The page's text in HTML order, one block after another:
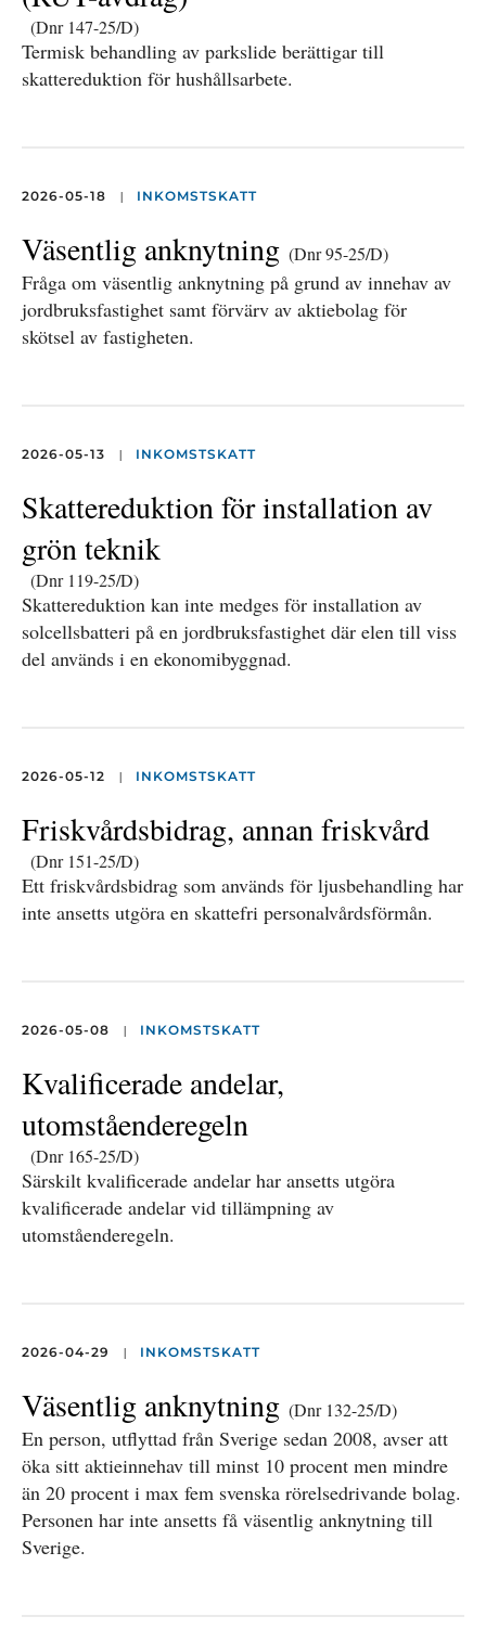
(Dnr 147-25/D)
Termisk behandling av parkslide berättigar till
skattereduktion för hushållsarbete.
2026-05-18 | INKOMSTSKATT
Väsentlig anknytning (Dnr 95-25/D)
Fråga om väsentlig anknytning på grund av innehav av
jordbruksfastighet samt förvärv av aktiebolag för
skötsel av fastigheten.
2026-05-13 | INKOMSTSKATT
Skattereduktion för installation av
grön teknik
(Dnr 119-25/D)
Skattereduktion kan inte medges för installation av
solcellsbatteri på en jordbruksfastighet där elen till viss
del används i en ekonomibyggnad.
2026-05-12 | INKOMSTSKATT
Friskvårdsbidrag, annan friskvård
(Dnr 151-25/D)
Ett friskvårdsbidrag som används för ljusbehandling har
inte ansetts utgöra en skattefri personalvårdsförmån.
2026-05-08 | INKOMSTSKATT
Kvalificerade andelar,
utomståenderegeln
(Dnr 165-25/D)
Särskilt kvalificerade andelar har ansetts utgöra
kvalificerade andelar vid tillämpning av
utomståenderegeln.
2026-04-29 | INKOMSTSKATT
Väsentlig anknytning (Dnr 132-25/D)
En person, utflyttad från Sverige sedan 2008, avser att
öka sitt aktieinnehav till minst 10 procent men mindre
än 20 procent i max fem svenska rörelsedrivande bolag.
Personen har inte ansetts få väsentlig anknytning till
Sverige.